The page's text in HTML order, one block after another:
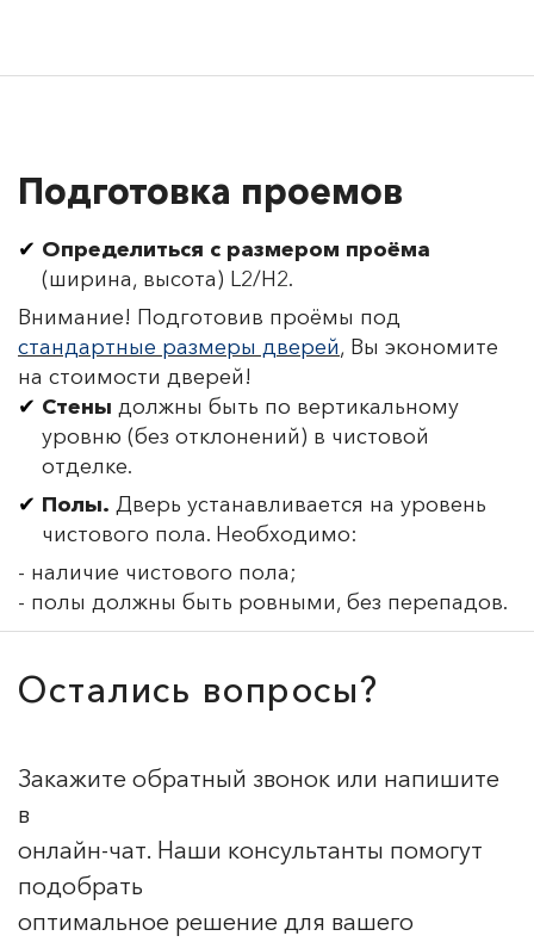
Подготовка проемов
Определиться с размером проёма
(ширина, высота) L2/H2.
Внимание! Подготовив проёмы под
стандартные размеры дверей, Вы экономите
на стоимости дверей!
Стены должны быть по вертикальному
уровню (без отклонений) в чистовой
отделке.
Полы. Дверь устанавливается на уровень
чистового пола. Необходимо:
- наличие чистового пола;
- полы должны быть ровными, без перепадов.
Остались вопросы?
Закажите обратный звонок или напишите
в
онлайн-чат. Наши консультанты помогут
подобрать
оптимальное решение для вашего